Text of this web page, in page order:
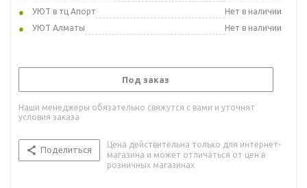
УЮТ в тц Апорт
Нет в наличии
УЮТ Алматы
Нет в наличии
Под заказ
Наши менеджеры обязательно свяжутся с вами и уточнят
условия заказа
Поделиться
Цена действительна только для интернет-
магазина и может отличаться от цен в
розничных магазинах